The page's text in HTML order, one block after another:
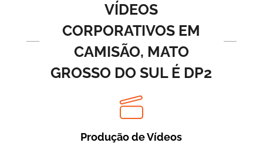
BRF Parceiros
VÍDEOS
CORPORATIVOS EM
CAMISÃO, MATO
GROSSO DO SUL É DP2
Produção de Vídeos